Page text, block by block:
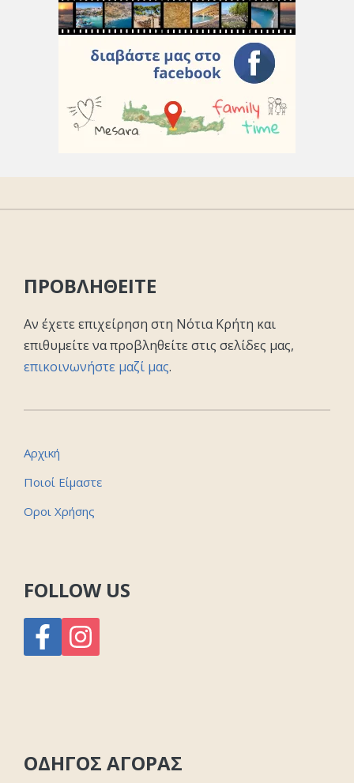
ΠΡΟΒΛΗΘΕΙΤΕ
Αν έχετε επιχείρηση στη Νότια Κρήτη και
επιθυμείτε να προβληθείτε στις σελίδες μας,
επικοινωνήστε μαζί μας.
Αρχική
Ποιοί Είμαστε
Οροι Χρήσης
FOLLOW US
ΟΔΗΓΟΣ ΑΓΟΡΑΣ